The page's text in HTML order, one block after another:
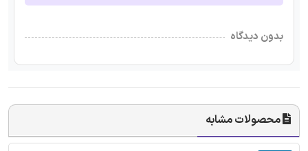
بدون دیدگاه
محصولات مشابه